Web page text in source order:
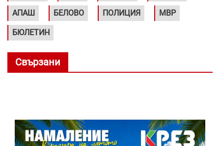
АПАШ БЕЛОВО ПОЛИЦИЯ МВР
БЮЛЕТИН
Свързани